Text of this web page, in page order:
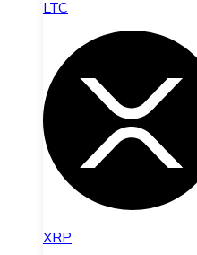
LTC
XRP